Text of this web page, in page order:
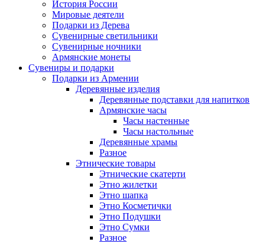
История России
Мировые деятели
Подарки из Дерева
Сувенирные светильники
Сувенирные ночники
Армянские монеты
Сувениры и подарки
Подарки из Армении
Деревянные изделия
Деревянные подставки для напитков
Армянские часы
Часы настенные
Часы настольные
Деревянные храмы
Разное
Этнические товары
Этнические скатерти
Этно жилетки
Этно шапка
Этно Косметички
Этно Подушки
Этно Сумки
Разное